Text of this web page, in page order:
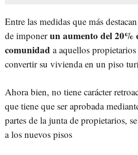
Entre las medidas que más
de imponerun aumento del 20%
comunidad a aquellos
convertir su vivienda en un piso
Ahora bien, no tiene carácter
que tiene que ser aprobada
partes de la junta de propietarios,
a los nuevos pisos